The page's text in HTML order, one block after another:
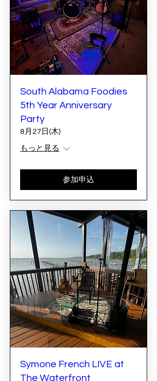
South Alabama Foodies
5th Year Anniversary
Party
8月27日(木)
もっと見る
参加申込
Symone French LIVE at
The Waterfront